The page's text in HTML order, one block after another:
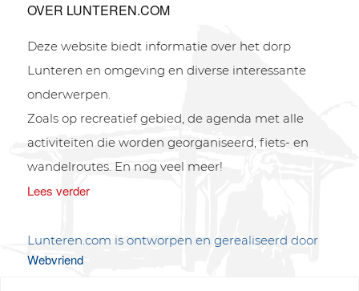
OVER LUNTEREN.COM
Deze website biedt informatie over het dorp
Lunteren en omgeving en diverse interessante
onderwerpen.
Zoals op recreatief gebied, de agenda met alle
activiteiten die worden georganiseerd, fiets- en
wandelroutes. En nog veel meer!
Lees verder
Lunteren.com is ontworpen en gerealiseerd door
Webvriend